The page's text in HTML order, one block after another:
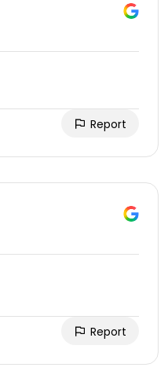
Report
Report